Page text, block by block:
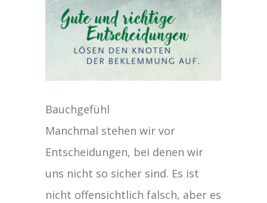
Bauchgefühl
Manchmal stehen wir vor
Entscheidungen, bei denen wir
uns nicht so sicher sind. Es ist
nicht offensichtlich falsch, aber es